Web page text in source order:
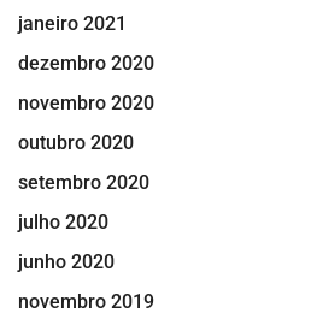
janeiro 2021
dezembro 2020
novembro 2020
outubro 2020
setembro 2020
julho 2020
junho 2020
novembro 2019